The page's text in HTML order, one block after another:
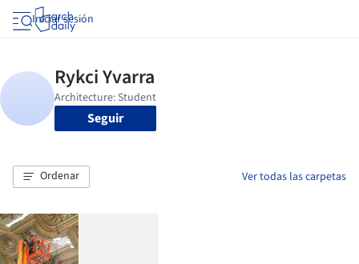
Iniciar sesión
Seguir
Ordenar Ver todas las carpetas